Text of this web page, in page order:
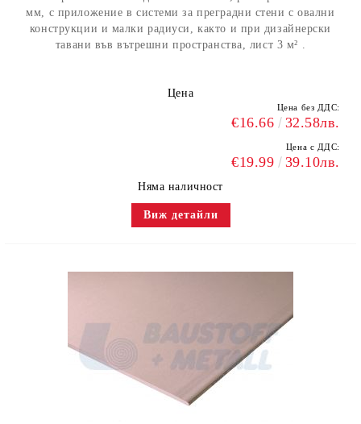
мм, с приложение в системи за преградни стени с овални
конструкции и малки радиуси, както и при дизайнерски
тавани във вътрешни пространства, лист 3 м² .
Цена
Цена без ДДС:
€16.66 32.58лв.
Цена с ДДС:
€19.99 39.10лв.
Няма наличност
Виж детайли